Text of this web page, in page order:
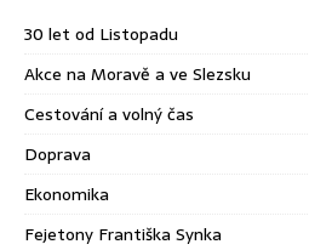
30 let od Listopadu
Akce na Moravě a ve Slezsku
Cestování a volný čas
Doprava
Ekonomika
Fejetony Františka Synka